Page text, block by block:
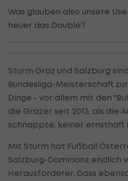
Was glauben also unsere
heuer das Double?
Sturm Graz und Salzburg
Bundesliga-Meisterschaft
Dinge - vor allem mit den
die Grazer seit 2013, als die
schnappte, keiner ernsthaft
Mit Sturm hat Fußball
Salzburg-Dominanz endlich
Herausforderer. Dass